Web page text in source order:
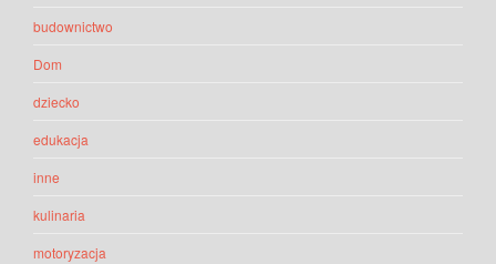
budownictwo
Dom
dziecko
edukacja
inne
kulinaria
motoryzacja